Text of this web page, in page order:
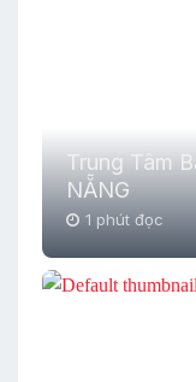
Trung Tâm
NẴNG
1 phút đọc